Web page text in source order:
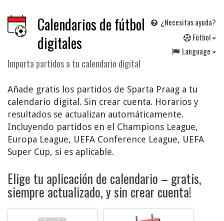
Calendarios de fútbol
digitales
Importa partidos a tu calendario digital
¿Necesitas ayuda?
Fútbol
Language
Añade gratis los partidos de Sparta Praag a tu
calendario digital. Sin crear cuenta. Horarios y
resultados se actualizan automáticamente.
Incluyendo partidos en el Champions League,
Europa League, UEFA Conference League, UEFA
Super Cup, si es aplicable.
Elige tu aplicación de calendario – gratis,
siempre actualizado, y sin crear cuenta!